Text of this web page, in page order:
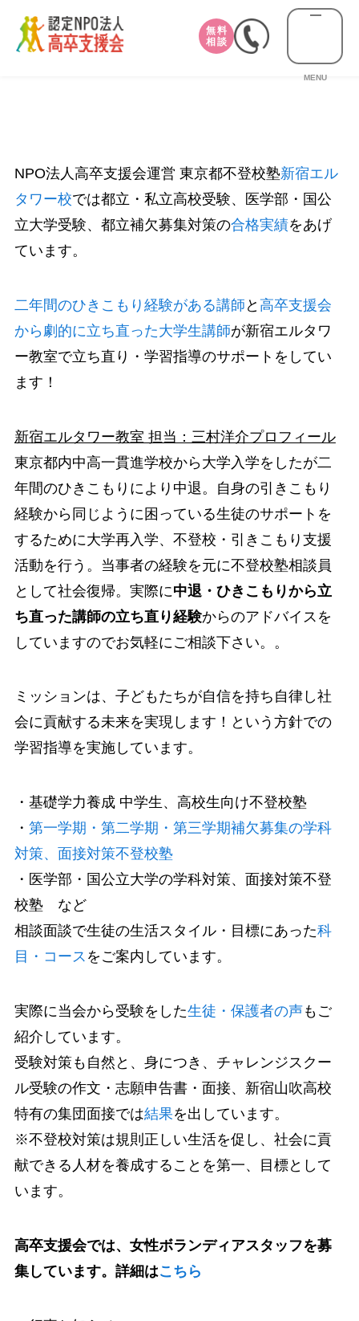
無料
相談
MENU
NPO法人高卒支援会運営 東京都不登校塾新宿エル
タワー校では都立・私立高校受験、医学部・国公
立大学受験、都立補欠募集対策の合格実績をあげ
ています。
二年間のひきこもり経験がある講師 と 高卒支援会
から劇的に立ち直った大学生講師が新宿エルタワ
ー教室で立ち直り・学習指導のサポートをしてい
ます！
新宿エルタワー教室 担当：三村洋介プロフィール
東京都内中高一貫進学校から大学入学をしたが二
年間のひきこもりにより中退。自身の引きこもり
経験から同じように困っている生徒のサポートを
するために大学再入学、不登校・引きこもり支援
活動を行う。当事者の経験を元に不登校塾相談員
として社会復帰。実際に中退・ひきこもりから立
ち直った講師の立ち直り経験からのアドバイスを
していますのでお気軽にご相談下さい。。
ミッションは、子どもたちが自信を持ち自律し社
会に貢献する未来を実現します！という方針での
学習指導を実施しています。
・基礎学力養成 中学生、高校生向け不登校塾
・ 第一学期・第二学期・第三学期補欠募集の学科
対策、面接対策不登校塾
・医学部・国公立大学の学科対策、面接対策不登
校塾 など
相談面談で生徒の生活スタイル・目標にあった科
目・コース をご案内しています。
実際に当会から受験をした生徒・保護者の声もご
紹介しています。
受験対策も自然と、身につき、チャレンジスクー
ル受験の作文・志願申告書・面接、新宿山吹高校
特有の集団面接では結果を出しています。
※不登校対策は規則正しい生活を促し、社会に貢
献できる人材を養成することを第一、目標として
います。
高卒支援会では、女性ボランディアスタッフを募
集しています。詳細はこちら